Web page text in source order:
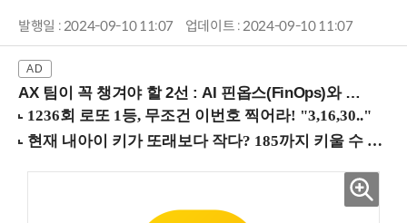
발행일 : 2024-09-10 11:07 업데이트 : 2024-09-10 11:07
AX 팀이 꼭 챙겨야 할 2선 : AI 핀옵스(FinOps)와 토큰 거버넌스 (8/21 잠실역)